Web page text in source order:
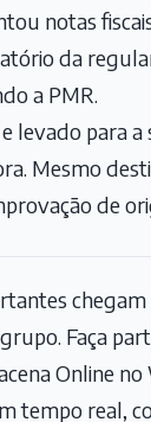
notas
da
a PMR.
levado para a
Mesmo
de
Faça
Online
tempo real,